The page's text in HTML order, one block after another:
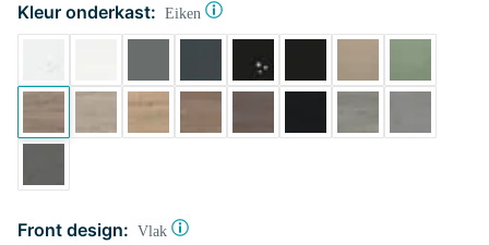
Kleur onderkast: Eiken
Front design: Vlak